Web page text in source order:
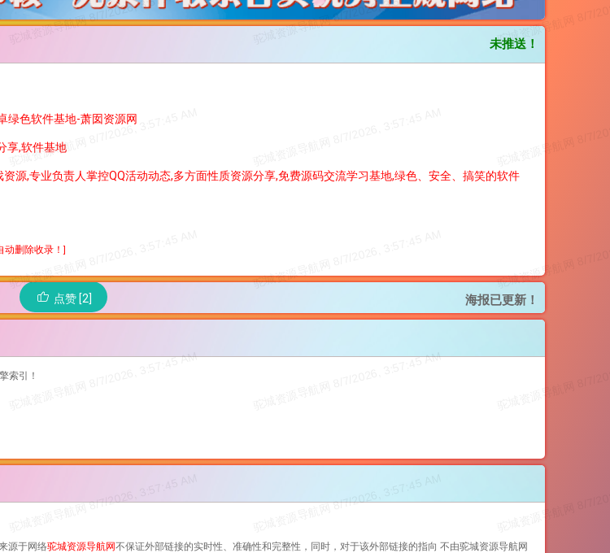
未推送！
绿色软件基地-萧囡资源网
享,软件基地
源,专业负责人掌控QQ活动动态,多方面性质资源分享,免费源码交流学习基地,绿色、安全、搞笑的软件
动删除收录！]
海报已更新！
点赞 [2]
索引！
源于网络驼城资源导航网不保证外部链接的实时性、准确性和完整性，同时，对于该外部链接的指向 不由驼城资源导航网